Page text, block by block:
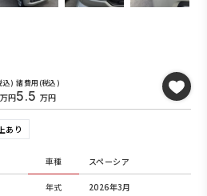
込)
万円
諸費用(税込)
5.5 万円
あり
車種 スペーシア
年式 2026年3月